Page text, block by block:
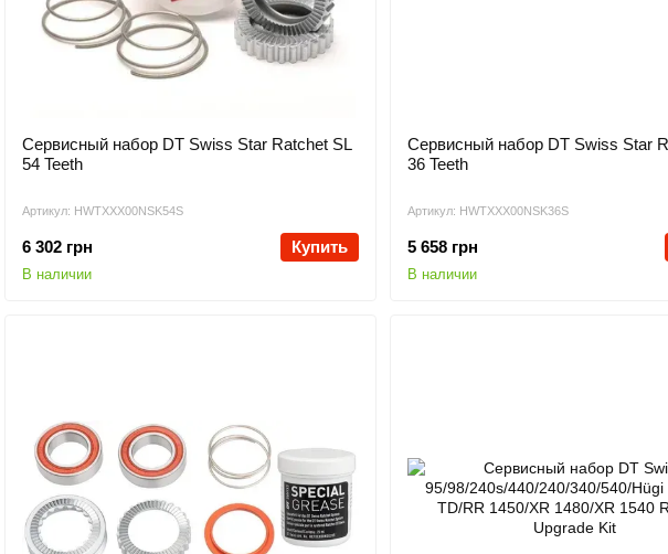
Артикул: HWTXXX00NSK54S
Сервисный набор DT Swiss Star Ratchet SL
54 Teeth
6 302 грн Купить
В наличии
Артикул: HWTXXX00NSK36S
Сервисный набор DT Swiss Star
36 Teeth
5 658 грн
В наличии